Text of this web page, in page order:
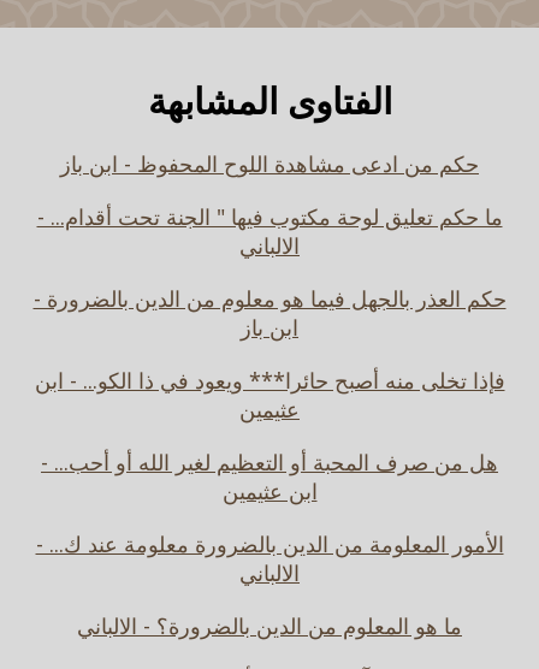
الفتاوى المشابهة
حكم من ادعى مشاهدة اللوح المحفوظ - ابن باز
ما حكم تعليق لوحة مكتوب فيها " الجنة تحت أقدام... -
الالباني
حكم العذر بالجهل فيما هو معلوم من الدين بالضرورة -
ابن باز
فإذا تخلى منه أصبح حائرا*** ويعود في ذا الكو... - ابن
عثيمين
هل من صرف المحبة أو التعظيم لغير الله أو أحب... -
ابن عثيمين
الأمور المعلومة من الدين بالضرورة معلومة عند ك... -
الالباني
ما هو المعلوم من الدين بالضرورة؟ - الالباني